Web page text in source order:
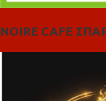
NOIRE CAFE